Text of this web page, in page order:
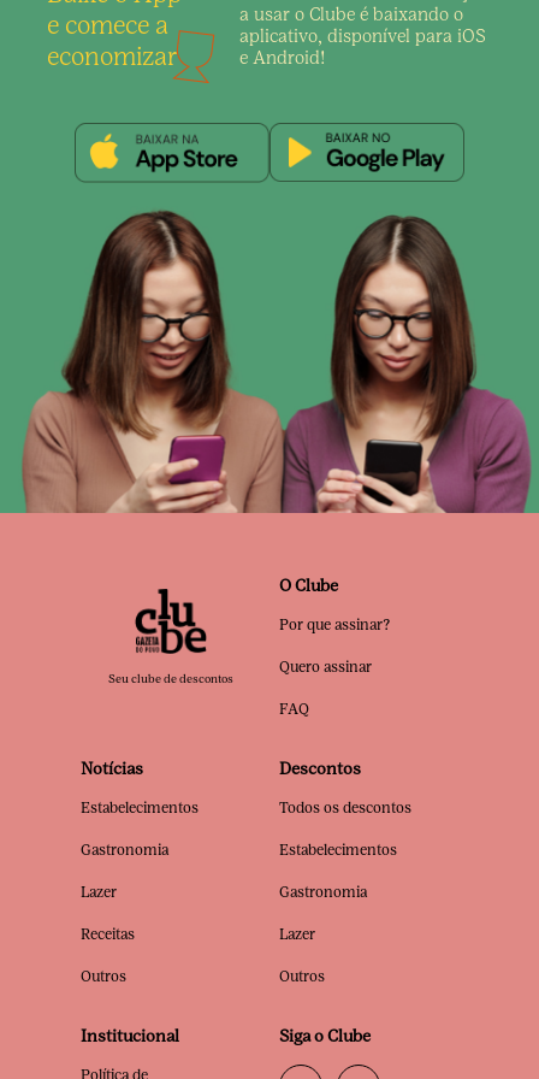
e comece a
economizar
a usar o Clube é baixando o
aplicativo, disponível para iOS
e Android!
Seu clube de descontos
O Clube
Por que assinar?
Quero assinar
FAQ
Notícias
Estabelecimentos
Gastronomia
Lazer
Receitas
Outros
Descontos
Todos os descontos
Estabelecimentos
Gastronomia
Lazer
Outros
Institucional
Política de
Siga o Clube